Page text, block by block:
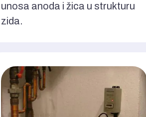
unosa anoda i žica u strukturu
zida.